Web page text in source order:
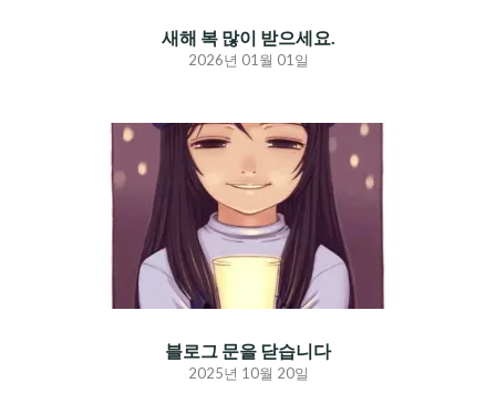
새해 복 많이 받으세요.
2026년 01월 01일
블로그 문을 닫습니다
2025년 10월 20일